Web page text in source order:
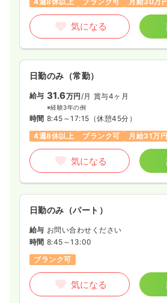
土日祝休み 年間休日125日
担当業
ブランク可
第二新卒可 月給25万
気になる
透析正・准看護師
日勤のみ（常勤）
給与 22.6万円/月
※経験3年の例
時間
年間休日125日
4週8休以上 ブラン
月給22万円以上可
気になる
訪問看護 正看護師
日勤のみ（常勤）
給与 お問い合わせください
気になる
日勤のみ（常勤）
給与 31.6万円 /月 賞与4ヶ月
※経験3年の例
時間 8:45～17:15 （休憩45分）
4週8休以上
ブランク可 月給31万
気になる
日勤のみ（パート）
給与 お問い合わせください
時間 8:45～13:00
ブランク可
気になる